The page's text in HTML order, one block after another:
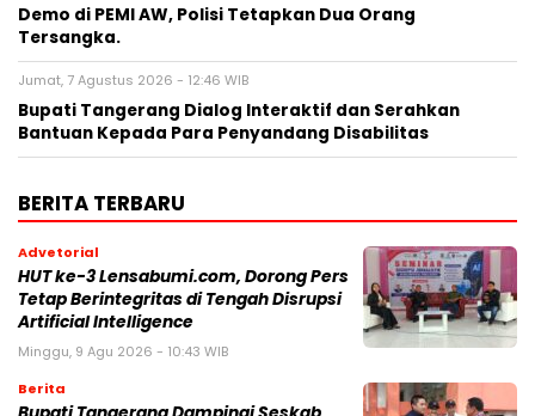
Demo di PEMI AW, Polisi Tetapkan Dua Orang
Tersangka.
Jumat, 7 Agustus 2026 - 12:46 WIB
Bupati Tangerang Dialog Interaktif dan Serahkan
Bantuan Kepada Para Penyandang Disabilitas
BERITA TERBARU
Advetorial
HUT ke-3 Lensabumi.com, Dorong Pers
Tetap Berintegritas di Tengah Disrupsi
Artificial Intelligence
Minggu, 9 Agu 2026 - 10:43 WIB
Berita